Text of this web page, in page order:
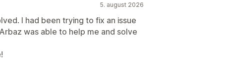
5. august 2026
I had been trying to fix an issue
was able to help me and solve